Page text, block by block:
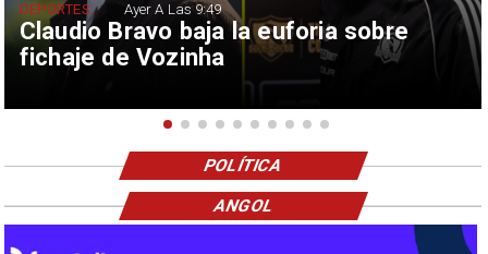
Claudio Bravo baja la euforia sobre
fichaje de Vozinha
DEPORTES Ayer A Las 9:49
POLÍTICA
ANGOL